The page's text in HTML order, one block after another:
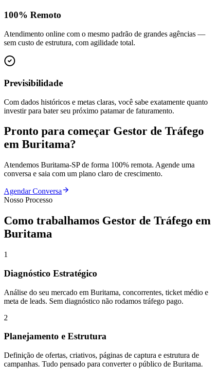
100% Remoto
Atendimento online com o mesmo padrão de grandes agências —
sem custo de estrutura, com agilidade total.
Previsibilidade
Com dados históricos e metas claras, você sabe exatamente quanto
investir para bater seu próximo patamar de faturamento.
Pronto para começar Gestor de Tráfego
em Buritama?
Atendemos Buritama-SPde forma 100% remota. Agende uma
conversa e saia com um plano claro de crescimento.
Agendar Conversa
Nosso Processo
Como trabalhamos Gestor de Tráfego em
Buritama
1
Diagnóstico Estratégico
Análise do seu mercado em Buritama, concorrentes, ticket médio e
meta de leads. Sem diagnóstico não rodamos tráfego pago.
2
Planejamento e Estrutura
Definição de ofertas, criativos, páginas de captura e estrutura de
campanhas. Tudo pensado para converter o público de Buritama.